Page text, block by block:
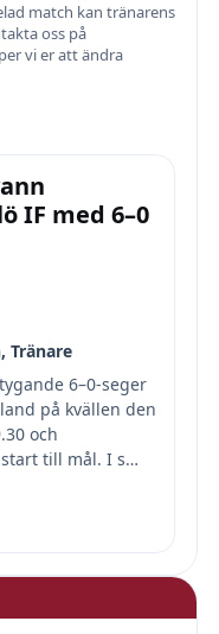
match kan tränarens
oss på
vi er att ändra
IF med 6–0
Tränare
6–0-seger
på kvällen den
och
till mål. I s…